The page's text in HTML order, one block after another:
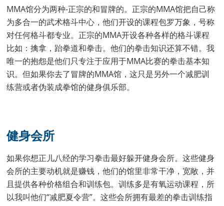
MMA馆分为两种-正宗的和冒牌的。正宗的MMA馆把自己称
为多合一的武术格斗中心，他们开设的课程包罗万象，号称
对任何格斗都专业。正宗的MMA开设各种各样的格斗课程
比如：擒拿，跆拳道和拳击。他们的拳击知识还算不错。我
唯一的抱怨是他们只专注于应用于MMA比赛的拳击基本知
识。但如果你去了冒牌的MMA馆，这只是另外一个减肥训
练营或者伪装成拳馆的健身俱乐部。
健身会所
如果你想正儿八经的学习拳击最好躲开健身会所。这些健身
会所的主要动机就是赚钱，他们的馆里非常干净，宽敞，并
且提供各种价格组合和训练包。训练多是有氧运动课程，所
以我叫他们“减肥夏令营”。这些会所拥有最差的拳击训练指